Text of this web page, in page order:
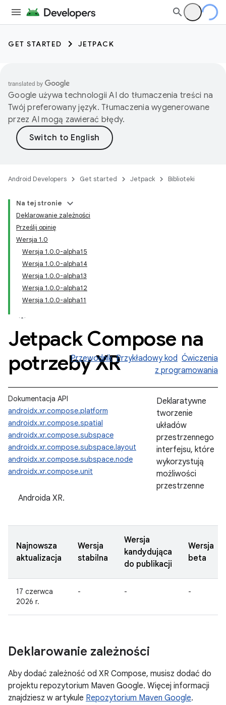
GET STARTED JETPACK
Google używa technologii AI do tłumaczenia treści na
Twój preferowany język. Tłumaczenia wygenerowane
przez AI mogą zawierać błędy.
Android Developers Get started Jetpack Biblioteki
Na tej stronie
Deklarowanie zależności
Prześlij opinię
Wersja 1.0
Wersja 1.0.0-alpha15
Wersja 1.0.0-alpha14
Wersja 1.0.0-alpha13
Wersja 1.0.0-alpha12
Wersja 1.0.0-alpha11
Jetpack Compose na
potrzeby XR
Przewodnik Przykładowy kod Ćwiczenia
z programowania
Dokumentacja API
androidx.xr.compose.platform
androidx.xr.compose.spatial
androidx.xr.compose.subspace
androidx.xr.compose.subspace.layout
androidx.xr.compose.subspace.node
androidx.xr.compose.unit
Deklaratywne
tworzenie
układów
przestrzennego
interfejsu, które
wykorzystują
możliwości
przestrzenne
Androida XR.
Najnowsza
aktualizacja
Wersja
stabilna
Wersja
kandydująca
do publikacji
Wersja
beta
17 czerwca
2026 r.
- - -
Deklarowanie zależności
Aby dodać zależność od XR Compose, musisz dodać do
projektu repozytorium Maven Google. Więcej informacji
znajdziesz w artykule Repozytorium Maven Google.